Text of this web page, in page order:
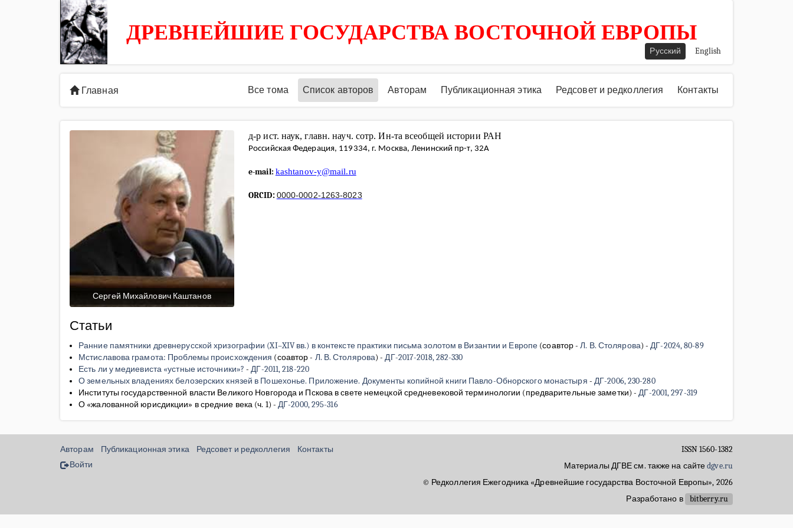
ДРЕВНЕЙШИЕ ГОСУДАРСТВА ВОСТОЧНОЙ ЕВРОПЫ
Русский English
Главная Все тома Список авторов Авторам Публикационная этика Редсовет и редколлегия Контакты
Сергей Михайлович Каштанов
д-р ист. наук, главн. науч. сотр. Ин-та всеобщей истории РАН
Российская Федерация, 119334, г. Москва, Ленинский пр-т, 32А
e-mail: kashtanov-y@mail.ru
ORCID: 0000-0002-1263-8023
Статьи
Ранние памятники древнерусской хризографии (XI–XIV вв.) в контексте практики письма золотом в Византии и Европе (соавтор -Л. В. Столярова)- ДГ-2024, 80-89
Мстиславова грамота: Проблемы происхождения (соавтор - Л. В. Столярова)- ДГ-2017-2018, 282-330
Есть ли у медиевиста «устные источники»?- ДГ-2011, 218-220
О земельных владениях белозерских князей в Пошехонье. Приложение. Документы копийной книги Павло-Обнорского монастыря - ДГ-2006, 230-280
Институты государственной власти Великого Новгорода и Пскова в свете немецкой средневековой терминологии (предварительные заметки)- ДГ-2001, 297-319
О «жалованной юрисдикции» в средние века (ч. 1) - ДГ-2000, 295-316
Авторам Публикационная этика Редсовет и редколлегия
Контакты
Войти
ISSN 1560-1382
Материалы ДГВЕ см. также на сайтеdgve.ru
© Редколлегия Ежегодника «Древнейшие государства Восточной Европы», 2026
Разработано в
bitberry.ru